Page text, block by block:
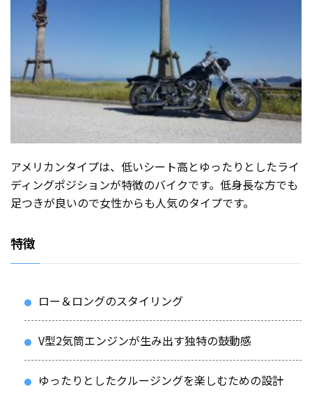
アメリカンタイプは、低いシート高とゆったりとしたライ
ディングポジションが特徴のバイクです。低身長な方でも
足つきが良いので女性からも人気のタイプです。
特徴
ロー＆ロングのスタイリング
V型2気筒エンジンが生み出す独特の鼓動感
ゆったりとしたクルージングを楽しむための設計